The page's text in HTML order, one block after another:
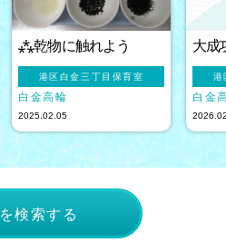
⁂乾物に触れよう
港区白金三丁目保育室
白金高輪
2025.02.05
大成
港
白金
検索する